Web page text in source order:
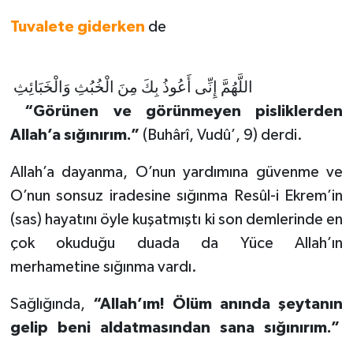
Tuvalete giderken de
“Görünen ve görünmeyen pisliklerden
Allah’a sığınırım.” (Buhârî, Vudû’, 9) derdi.
Allah’a dayanma, O’nun yardımına güvenme ve
O’nun sonsuz iradesine sığınma Resûl-i Ekrem’in
(sas) hayatını öyle kuşatmıştı ki son demlerinde en
çok okuduğu duada da Yüce Allah’ın
merhametine sığınma vardı.
Sağlığında, “Allah’ım! Ölüm anında şeytanın
gelip beni aldatmasından sana sığınırım.”